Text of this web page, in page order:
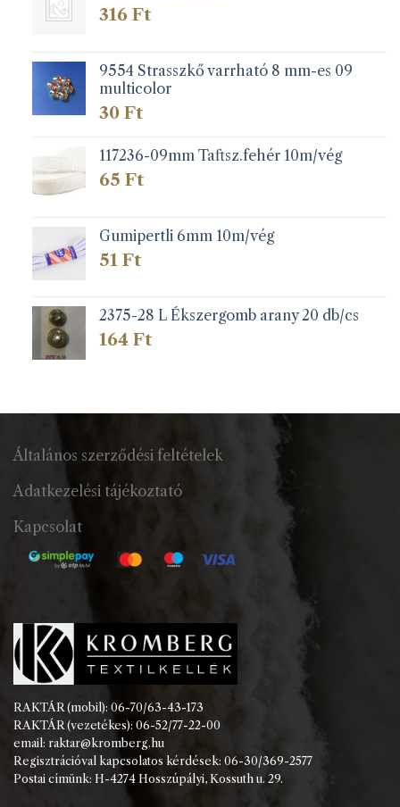
316 Ft
9554 Strasszkő varrható 8 mm-es 09
multicolor
30 Ft
117236-09mm Taftsz.fehér 10m/vég
65 Ft
Gumipertli 6mm 10m/vég
51 Ft
2375-28 L Ékszergomb arany 20 db/cs
164 Ft
Általános szerződési feltételek
Adatkezelési tájékoztató
Kapcsolat
RAKTÁR (mobil): 06-70/63-43-173
RAKTÁR (vezetékes): 06-52/77-22-00
email: raktar@kromberg.hu
Regisztrációval kapcsolatos kérdések: 06-30/369-2577
Postai címünk: H-4274 Hosszúpályi, Kossuth u. 29.